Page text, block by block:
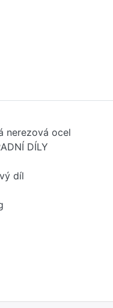
nerezová ocel
DÍLY
díl